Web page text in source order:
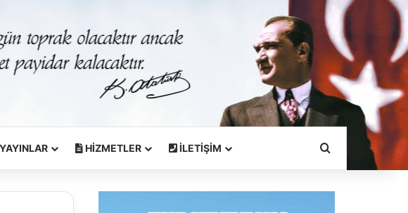
YAYINLAR HİZMETLER İLETİŞİM Arama Yapın